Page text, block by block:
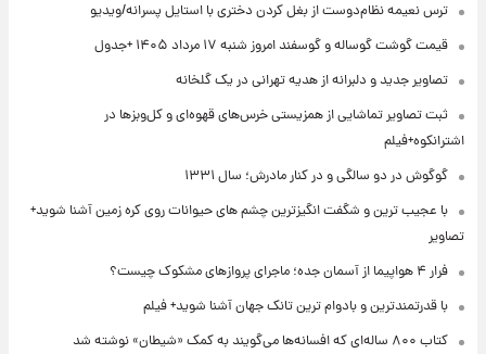
ترس نعیمه نظام‌دوست از بغل کردن دختری با استایل پسرانه/ویدیو
قیمت گوشت گوساله و گوسفند امروز شنبه ۱۷ مرداد ۱۴۰۵ +جدول
تصاویر جدید و دلبرانه از هدیه تهرانی در یک گلخانه
ثبت تصاویر تماشایی از همزیستی خرس‌های قهوه‌ای و کل‌وبزها در
اشترانکوه+فیلم
گوگوش در دو سالگی و در کنار مادرش؛ سال ۱۳۳۱
با عجیب ترین و شگفت انگیزترین چشم های حیوانات روی کره زمین آشنا شوید+
تصاویر
فرار ۴ هواپیما از آسمان جده؛ ماجرای پروازهای مشکوک چیست؟
با قدرتمندترین و بادوام ترین تانک جهان آشنا شوید+ فیلم
کتاب ۸۰۰ ساله‌ای که افسانه‌ها می‌گویند به کمک «شیطان» نوشته شد